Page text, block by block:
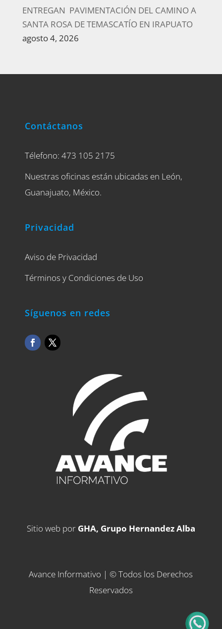
ENTREGAN PAVIMENTACIÓN DEL CAMINO A
SANTA ROSA DE TEMASCATÍO EN IRAPUATO
agosto 4, 2026
Contáctanos
Télefono: 473 105 2175
Nuestras oficinas están ubicadas en León,
Guanajuato, México.
Privacidad
Aviso de Privacidad
Términos y Condiciones de Uso
Síguenos en redes
Sitio web por GHA, Grupo Hernandez Alba
Avance Informativo | © Todos los Derechos
Reservados